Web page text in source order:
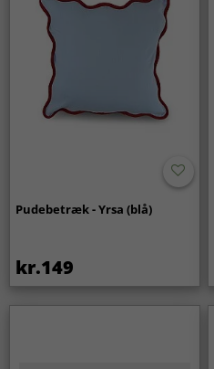
Pudebetræk - Yrsa (blå)
kr.149